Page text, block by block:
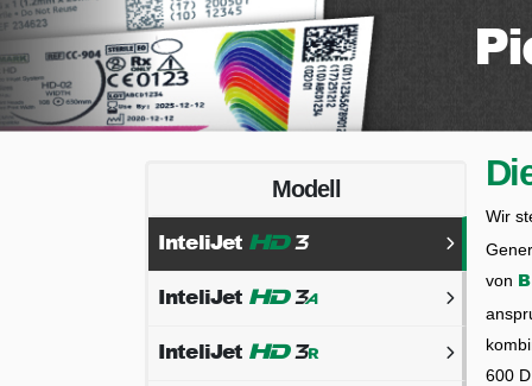
Modell
InteliJet HD3
InteliJet HD 1a
InteliJet HD3r
Wir
von
600